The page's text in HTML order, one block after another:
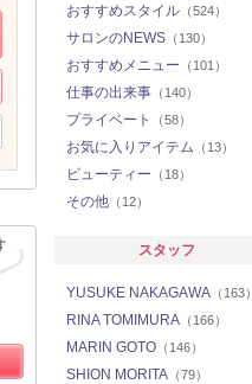
おすすめスタイル （524）
サロンのNEWS （130）
おすすめメニュー （101）
仕事の出来事 （140）
プライベート （58）
お気に入りアイテム （13）
ビューティー （18）
その他 （12）
スタッフ
YUSUKE NAKAGAWA （163）
RINA TOMIMURA （166）
MARIN GOTO （146）
SHION MORITA （79）